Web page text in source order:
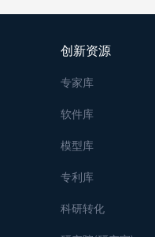
创新资源
专家库
软件库
模型库
专利库
科研转化